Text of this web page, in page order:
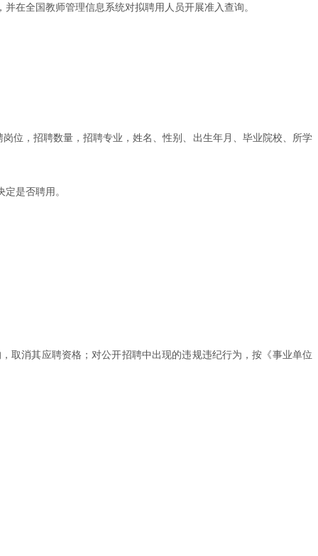
在全国教师管理信息系统对拟聘用人员开展准入查询。
位，招聘数量，招聘专业，姓名、性别、出生年月、毕业院校、所学
是否聘用。
取消其应聘资格；对公开招聘中出现的违规违纪行为，按《事业单位